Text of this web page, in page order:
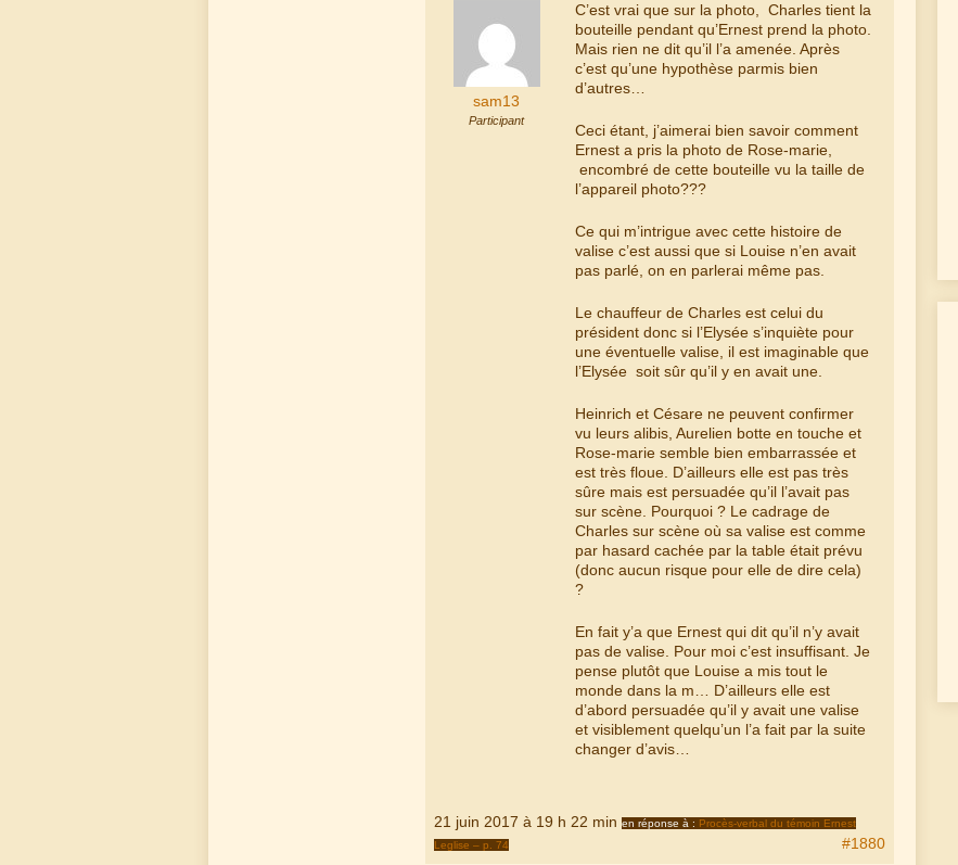
sam13
Participant
C’est vrai que sur la photo, Charles tient la
bouteille pendant qu’Ernest prend la photo.
Mais rien ne dit qu’il l’a amenée. Après
c’est qu’une hypothèse parmis bien
d’autres…
Ceci étant, j’aimerai bien savoir comment
Ernest a pris la photo de Rose-marie,
encombré de cette bouteille vu la taille de
l’appareil photo???
Ce qui m’intrigue avec cette histoire de
valise c’est aussi que si Louise n’en avait
pas parlé, on en parlerai même pas.
Le chauffeur de Charles est celui du
président donc si l’Elysée s’inquiète pour
une éventuelle valise, il est imaginable que
l’Elysée soit sûr qu’il y en avait une.
Heinrich et Césare ne peuvent confirmer
vu leurs alibis, Aurelien botte en touche et
Rose-marie semble bien embarrassée et
est très floue. D’ailleurs elle est pas très
sûre mais est persuadée qu’il l’avait pas
sur scène. Pourquoi ? Le cadrage de
Charles sur scène où sa valise est comme
par hasard cachée par la table était prévu
(donc aucun risque pour elle de dire cela)
?
En fait y’a que Ernest qui dit qu’il n’y avait
pas de valise. Pour moi c’est insuffisant. Je
pense plutôt que Louise a mis tout le
monde dans la m… D’ailleurs elle est
d’abord persuadée qu’il y avait une valise
et visiblement quelqu’un l’a fait par la suite
changer d’avis…
21 juin 2017 à 19 h 22 min en réponse à : Procès-verbal du témoin Ernest
Leglise – p. 74
#1880